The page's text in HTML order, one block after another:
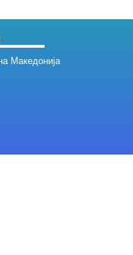
Македонија